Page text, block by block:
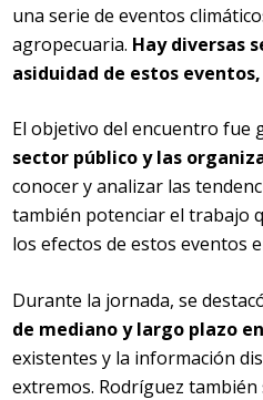
una serie de eventos
agropecuaria. Hay diversas
asiduidad de estos
El objetivo del encuentro fue
sector público y las
conocer y analizar las
también potenciar el trabajo
los efectos de estos eventos
Durante la jornada, se
de mediano y largo plazo
existentes y la información
extremos. Rodríguez